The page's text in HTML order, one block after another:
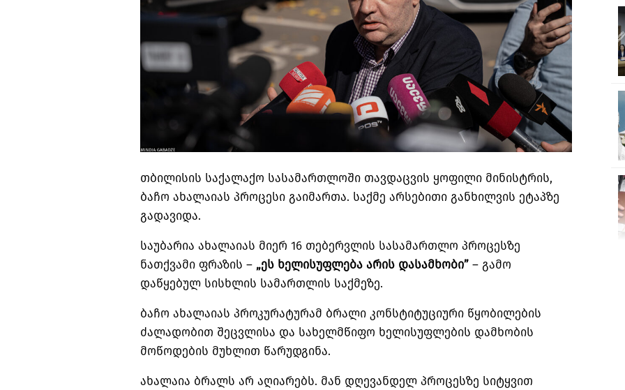
თბილისის საქალაქო სასამართლოში თავდაცვის ყოფილი მინისტრის,
ბაჩო ახალაიას პროცესი გაიმართა. საქმე არსებითი განხილვის ეტაპზე
გადავიდა.
საუბარია ახალაიას მიერ 16 თებერვლის სასამართლო პროცესზე
ნათქვამი ფრაზის – „ეს ხელისუფლება არის დასამხობი” – გამო
დაწყებულ სისხლის სამართლის საქმეზე.
ბაჩო ახალაიას პროკურატურამ ბრალი კონსტიტუციური წყობილების
ძალადობით შეცვლისა და სახელმწიფო ხელისუფლების დამხობის
მოწოდების მუხლით წარუდგინა.
ახალაია ბრალს არ აღიარებს. მან დღევანდელ პროცესზე სიტყვით